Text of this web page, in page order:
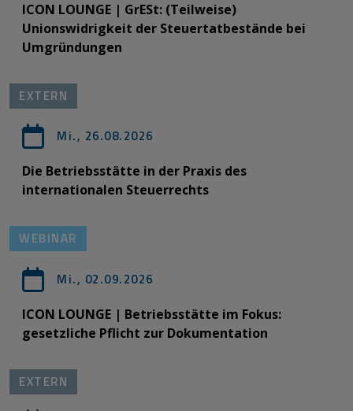
ICON LOUNGE | GrESt: (Teilweise)
Unionswidrigkeit der Steuertatbestände bei
Umgründungen
EXTERN
Mi., 26.08.2026
Die Betriebsstätte in der Praxis des
internationalen Steuerrechts
WEBINAR
Mi., 02.09.2026
ICON LOUNGE | Betriebsstätte im Fokus:
gesetzliche Pflicht zur Dokumentation
EXTERN